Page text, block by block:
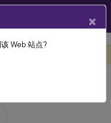
×
Web 站点?